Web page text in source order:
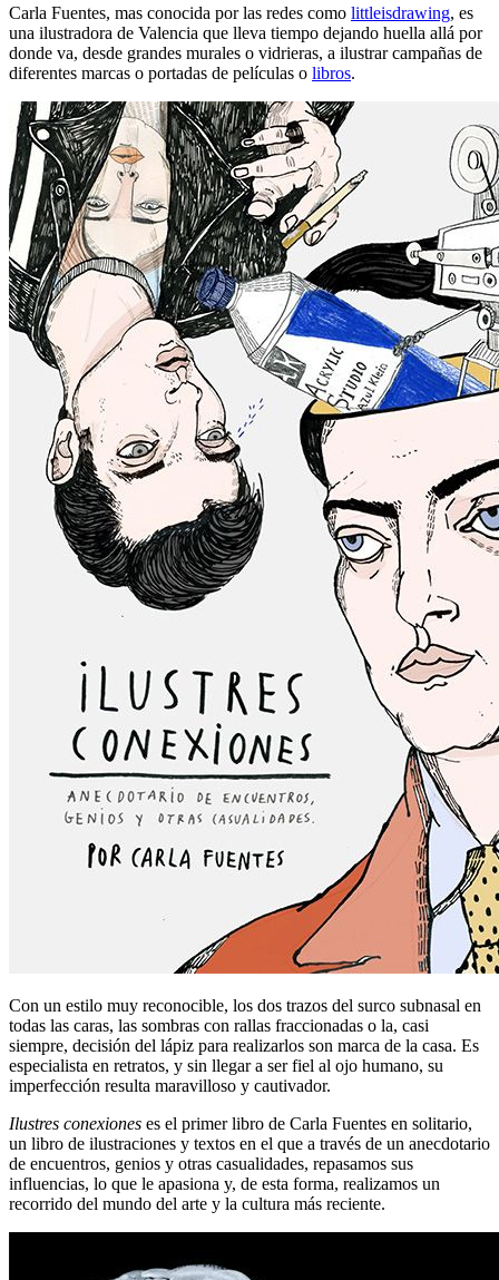
Carla Fuentes, mas conocida por las redes como littleisdrawing, es
una ilustradora de Valencia que lleva tiempo dejando huella allá por
donde va, desde grandes murales o vidrieras, a ilustrar campañas de
diferentes marcas o portadas de películas o libros.
Con un estilo muy reconocible, los dos trazos del surco subnasal en
todas las caras, las sombras con rallas fraccionadas o la, casi
siempre, decisión del lápiz para realizarlos son marca de la casa. Es
especialista en retratos, y sin llegar a ser fiel al ojo humano, su
imperfección resulta maravilloso y cautivador.
Ilustres conexiones es el primer libro de Carla Fuentes en solitario,
un libro de ilustraciones y textos en el que a través de un anecdotario
de encuentros, genios y otras casualidades, repasamos sus
influencias, lo que le apasiona y, de esta forma, realizamos un
recorrido del mundo del arte y la cultura más reciente.